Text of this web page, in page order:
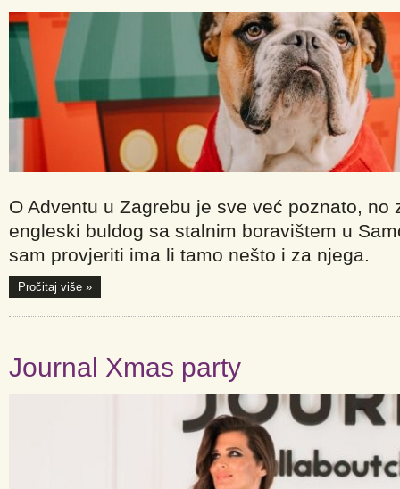
O Adventu u Zagrebu je sve već poznato, no
engleski buldog sa stalnim boravištem u
sam provjeriti ima li tamo nešto i za njega.
Pročitaj više »
Journal Xmas party